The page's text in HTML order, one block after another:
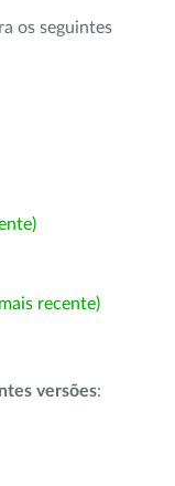
os seguintes
recente)
versões: